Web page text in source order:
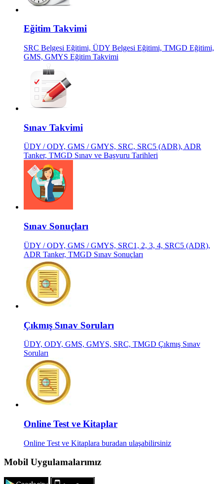
Eğitim Takvimi
SRC Belgesi Eğitimi, ÜDY Belgesi Eğitimi, TMGD Eğitimi,
GMS, GMYS Eğitim Takvimi
Sınav Takvimi
ÜDY / ODY, GMS / GMYS, SRC, SRC5 (ADR), ADR
Tanker, TMGD Sınav ve Başvuru Tarihleri
Sınav Sonuçları
ÜDY / ODY, GMS / GMYS, SRC1, 2, 3, 4, SRC5 (ADR),
ADR Tanker, TMGD Sınav Sonuçları
Çıkmış Sınav Soruları
ÜDY, ODY, GMS, GMYS, SRC, TMGD Çıkmış Sınav
Soruları
Online Test ve Kitaplar
Online Test ve Kitaplara buradan ulaşabilirsiniz
Mobil Uygulamalarımız